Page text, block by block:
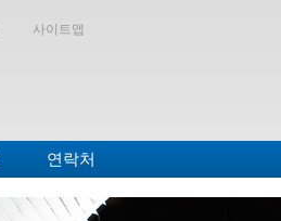
사이트맵
연락처